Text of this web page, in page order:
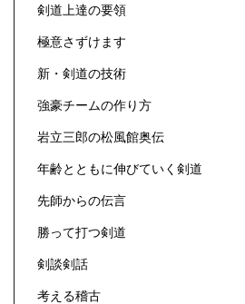
剣道上達の要領
極意さずけます
新・剣道の技術
強豪チームの作り方
岩立三郎の松風館奥伝
年齢とともに伸びていく剣道
先師からの伝言
勝って打つ剣道
剣談剣話
考える稽古